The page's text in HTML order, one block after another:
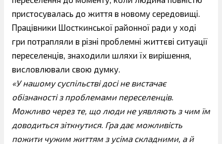
пристосувалась до життя в новому середовищі.
Працівники Шосткинської районної ради у ході
гри потрапляли в різні проблемні життєві ситуації
переселенців, знаходили шляхи їх вирішення,
висловлювали свою думку.
«У нашому суспільстві досі не вистачає
обізнаності з проблемами переселенців.
Можливо через те, що люди не уявляють з чим їм
доводиться зіткнутися. Гра дає можливість
пожити чужим життям з усіма складними, а й